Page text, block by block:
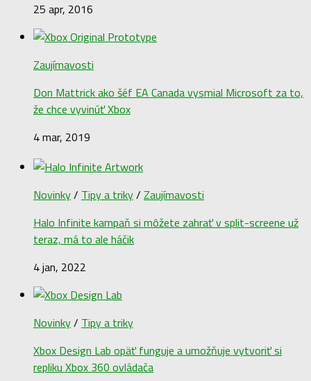
25 apr, 2016
Zaujímavosti
Don Mattrick ako šéf EA Canada vysmial Microsoft za to,
že chce vyvinúť Xbox
4 mar, 2019
Novinky/ Tipy a triky/ Zaujímavosti
Halo Infinite kampaň si môžete zahrať v split-screene už
teraz, má to ale háčik
4 jan, 2022
Novinky/ Tipy a triky
Xbox Design Lab opäť funguje a umožňuje vytvoriť si
repliku Xbox 360 ovládača